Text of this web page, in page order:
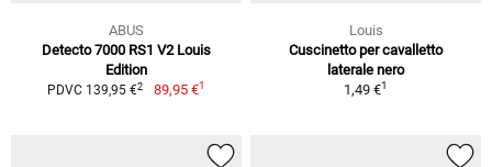
ABUS
Detecto 7000 RS1 V2 Louis
Edition
PDVC 139,95 €2 89,95 €1
Louis
Cuscinetto per cavalletto
laterale nero
1,49 €1